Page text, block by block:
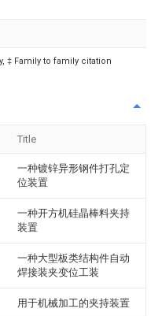
‡ Family to family citation
Title
一种镀锌异形钢件打孔定
位装置
一种开方机硅晶棒料夹持
装置
一种大型板类结构件自动
焊接装夹变位工装
用于机械加工的夹持装置